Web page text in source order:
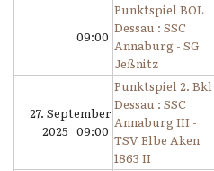
09:00
Punktspiel BOL
Dessau : SSC
Annaburg - SG
Jeßnitz
27. September
2025 09:00
Punktspiel 2. Bkl
Dessau : SSC
Annaburg III -
TSV Elbe Aken
1863 II